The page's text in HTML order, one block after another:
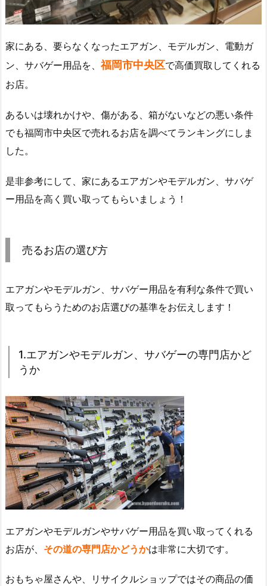
家にある、要らなくなったエアガン、モデルガン、電動ガ
ン、サバゲー用品を、 福岡市中央区で高価買取してくれる
お店。
あるいは壊れかけや、傷がある、箱がないなどの悪い条件
でも福岡市中央区で売れるお店を調べてランキングにしま
した。
是非参考にして、家にあるエアガンやモデルガン、サバゲ
ー用品を高く買い取ってもらいましょう！
売るお店の選び方
エアガンやモデルガン、サバゲー用品を有利な条件で買い
取ってもらうためのお店選びの基準をお伝えします！
1.エアガンやモデルガン、サバゲーの専門店かど
うか
エアガンやモデルガンやサバゲー用品を買い取ってくれる
お店が、 その道の専門店かどうかは非常に大切です。
おもちゃ屋さんや、リサイクルショップではその商品の価